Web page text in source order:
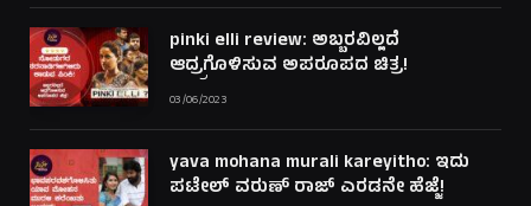
pinki elli review: ಅಬ್ಬರವಿಲ್ಲದೆ
ಆದ್ರ್ರಗೊಳಿಸುವ ಅಪರೂಪದ ಚಿತ್ರ!
03/06/2023
yava mohana murali kareyitho: ಇದು
ಪಟೇಲ್ ವರುಣ್ ರಾಜ್ ಎರಡನೇ ಹೆಜ್ಜೆ!